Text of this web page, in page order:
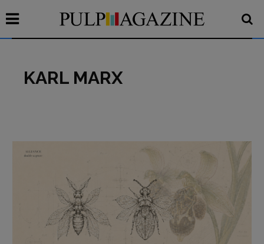
KARL MARX